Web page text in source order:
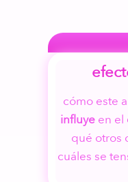
cómo este
influyeen el
qué otros
cuáles se